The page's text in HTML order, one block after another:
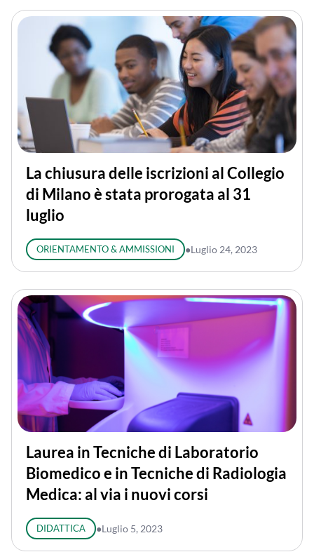
La chiusura delle iscrizioni al Collegio
di Milano è stata prorogata al 31
luglio
ORIENTAMENTO & AMMISSIONI ●Luglio 24, 2023
Laurea in Tecniche di Laboratorio
Biomedico e in Tecniche di Radiologia
Medica: al via i nuovi corsi
DIDATTICA ●Luglio 5, 2023